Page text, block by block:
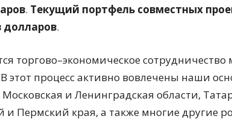
. Текущий портфель совместных
.
торгово–экономическое сотрудничество
этот процесс активно вовлечены наши
и Ленинградская области,
и Пермский края, а также многие другие